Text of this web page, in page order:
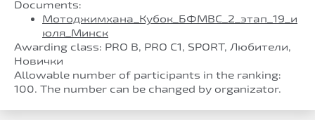
Documents:
Мотоджимхана_Кубок_БФМВС_2_этап_19_и
юля_Минск
Awarding class: PRO B, PRO C1, SPORT, Любители,
Новички
Allowable number of participants in the ranking:
100. The number can be changed by organizator.